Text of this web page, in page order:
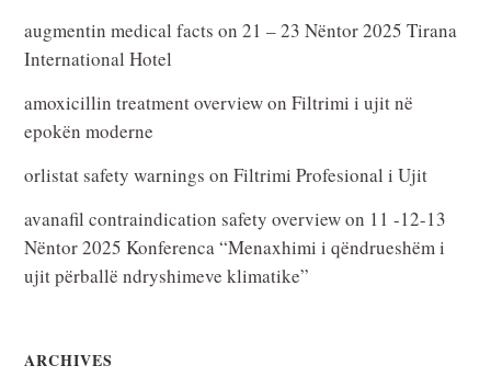
augmentin medical facts on21 – 23 Nëntor 2025 Tirana
International Hotel
amoxicillin treatment overviewonFiltrimi i ujit në
epokën moderne
orlistat safety warnings onFiltrimi Profesional i Ujit
avanafil contraindication safety overviewon 11 -12-13
Nëntor 2025 Konferenca “Menaxhimi i qëndrueshëm i
ujit përballë ndryshimeve klimatike”
ARCHIVES